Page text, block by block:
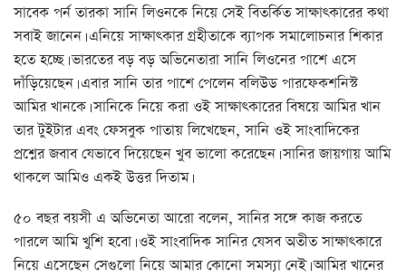
সাবেক পর্ন তারকা সানি লিওনকে নিয়ে সেই বিতর্কিত সাক্ষাত্কারের কথা
সবাই জানেন। এনিয়ে সাক্ষাত্কার গ্রহীতাকে ব্যাপক সমালোচনার শিকার
হতে হচ্ছে। ভারতের বড় বড় অভিনেতারা সানি লিওনের পাশে এসে
দাঁড়িয়েছেন। এবার সানি তার পাশে পেলেন বলিউড পারফেকশনিস্ট
আমির খানকে। সানিকে নিয়ে করা ওই সাক্ষাত্কারের বিষয়ে আমির খান
তার টুইটার এবং ফেসবুক পাতায় লিখেছেন, সানি ওই সাংবাদিকের
প্রশ্নের জবাব যেভাবে দিয়েছেন খুব ভালো করেছেন। সানির জায়গায় আমি
থাকলে আমিও একই উত্তর দিতাম।
৫০ বছর বয়সী এ অভিনেতা আরো বলেন, সানির সঙ্গে কাজ করতে
পারলে আমি খুশি হবো। ওই সাংবাদিক সানির যেসব অতীত সাক্ষাত্কারে
নিয়ে এসেছেন সেগুলো নিয়ে আমার কোনো সমস্যা নেই। আমির খানের